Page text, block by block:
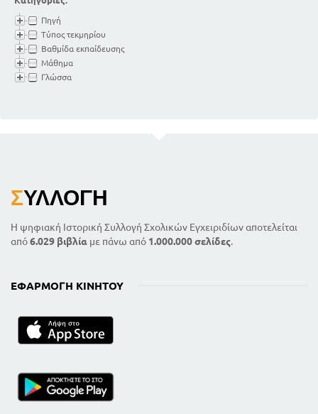
Πηγή
Τύπος τεκμηρίου
Βαθμίδα εκπαίδευσης
Μάθημα
Γλώσσα
ΣΥΛΛΟΓΉ
Η ψηφιακή Ιστορική Συλλογή Σχολικών Εγχειριδίων αποτελείται
από6.029 βιβλία με πάνω από 1.000.000 σελίδες.
ΕΦΑΡΜΟΓΉ ΚΙΝΗΤΟΎ